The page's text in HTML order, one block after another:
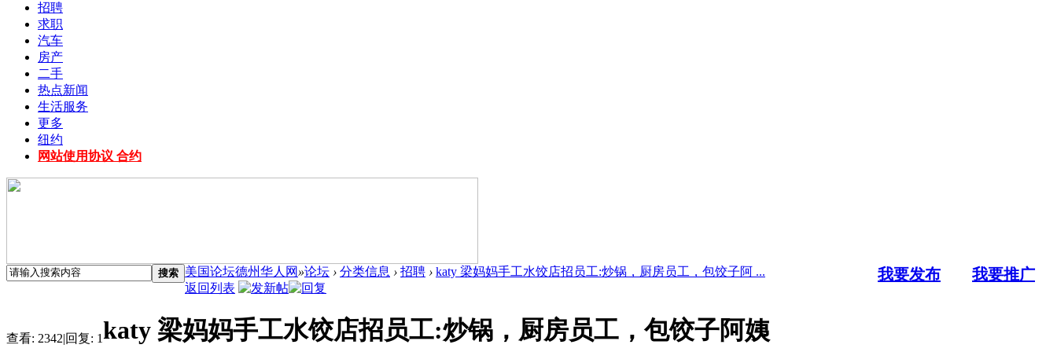
招聘
求职
汽车
房产
二手
热点新闻
生活服务
更多
纽约
网站使用协议 合约
搜索 我要发布 我要推广
美国论坛德州华人网 »论坛 › 分类信息 › 招聘 › katy 梁妈妈手工水饺店招员工:炒锅，厨房员工，包饺子阿 ...
返回列表
查看: 2342|回复: 1katy 梁妈妈手工水饺店招员工:炒锅，厨房员工，包饺子阿姨